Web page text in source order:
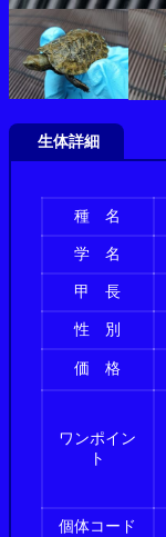
生体詳細
種 名
学 名
甲 長
性 別
価 格
ワンポイン
ト
個体コード